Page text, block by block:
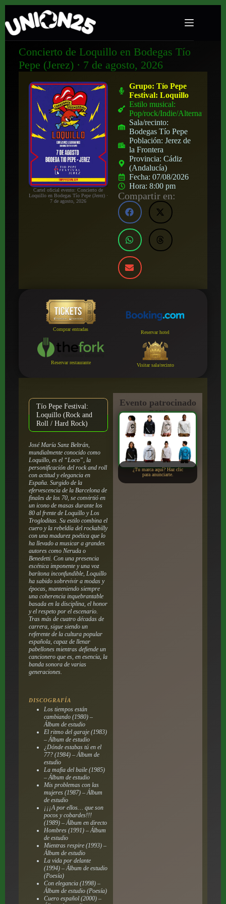
Concierto de Loquillo en Bodegas Tío
Pepe (Jerez) · 7 de agosto, 2026
Cartel oficial evento: Concierto de
Loquillo en Bodegas Tío Pepe (Jerez) ·
7 de agosto, 2026
Grupo:Tío Pepe
Festival: Loquillo
Estilo musical:
Pop/rock/Indie/Alternativo
Sala/recinto:
Bodegas Tío Pepe
Población:Jerez de
la Frontera
Provincia:Cádiz
(Andalucía)
Fecha:07/08/2026
Hora:8:00 pm
Compartir en:
Comprar entradas
Reservar hotel
Reservar restaurante Visitar sala/recinto
Tío Pepe Festival:
Loquillo (Rock and
Roll / Hard Rock)
José María Sanz Beltrán,
mundialmente conocido como
Loquillo, es el “Loco”, la
personificación del rock and roll
con actitud y elegancia en
España. Surgido de la
efervescencia de la Barcelona de
finales de los 70, se convirtió en
un icono de masas durante los
80 al frente de Loquillo y Los
Trogloditas. Su estilo combina el
cuero y la rebeldía del rockabilly
con una madurez poética que lo
ha llevado a musicar a grandes
autores como Neruda o
Benedetti. Con una presencia
escénica imponente y una voz
barítona inconfundible, Loquillo
ha sabido sobrevivir a modas y
épocas, manteniendo siempre
una coherencia inquebrantable
basada en la disciplina, el honor
y el respeto por el escenario.
Tras más de cuatro décadas de
carrera, sigue siendo un
referente de la cultura popular
española, capaz de llenar
pabellones mientras defiende un
cancionero que es, en esencia, la
banda sonora de varias
generaciones.
DISCOGRAFÍA
Los tiempos están
cambiando (1980) –
Álbum de estudio
El ritmo del garaje (1983)
– Álbum de estudio
¿Dónde estabas tú en el
77? (1984) – Álbum de
estudio
La mafia del baile (1985)
– Álbum de estudio
Mis problemas con las
mujeres (1987) – Álbum
de estudio
¡¡¡A por ellos… que son
pocos y cobardes!!!
(1989) – Álbum en directo
Hombres (1991) – Álbum
de estudio
Mientras respire (1993) –
Álbum de estudio
La vida por delante
(1994) – Álbum de estudio
(Poesía)
Con elegancia (1998) –
Álbum de estudio (Poesía)
Cuero español (2000) –
Evento patrocinado
por:
¿Tu marca aquí? Haz clic
para anunciarte.